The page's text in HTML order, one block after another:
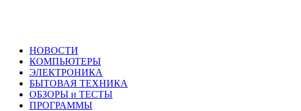
НОВОСТИ
КОМПЬЮТЕРЫ
ЭЛЕКТРОНИКА
БЫТОВАЯ ТЕХНИКА
ОБЗОРЫ и ТЕСТЫ
ПРОГРАММЫ